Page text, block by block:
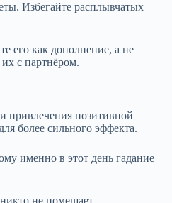
Избегайте расплывчатых
его как дополнение, а не
с партнёром.
привлечения позитивной
более сильного эффекта.
именно в этот день гадание
не помешает.